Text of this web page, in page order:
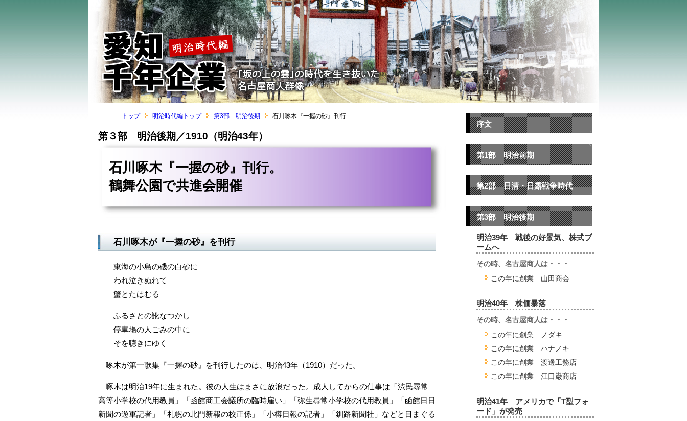
トップ 明治時代編トップ 第3部 明治後期 石川啄木『一握の砂』刊行
第３部 明治後期／1910（明治43年）
石川啄木『一握の砂』刊行。
鶴舞公園で共進会開催
石川啄木が『一握の砂』を刊行
東海の小島の磯の白砂に
われ泣きぬれて
蟹とたはむる
ふるさとの訛なつかし
停車場の人ごみの中に
そを聴きにゆく
啄木が第一歌集『一握の砂』を刊行したのは、明治43年（1910）だった。
啄木は明治19年に生まれた。彼の人生はまさに放浪だった。成人してからの仕事は「渋民尋常
高等小学校の代用教員」「函館商工会議所の臨時雇い」「弥生尋常小学校の代用教員」「函館日日
新聞の遊軍記者」「札幌の北門新報の校正係」「小樽日報の記者」「釧路新聞社」などと目まぐる
序文
第1部 明治前期
第2部 日清・日露戦争時代
第3部 明治後期
明治39年 戦後の好景気、株式ブ
ームへ
その時、名古屋商人は・・・
この年に創業 山田商会
明治40年 株価暴落
その時、名古屋商人は・・・
この年に創業 ノダキ
この年に創業 ハナノキ
この年に創業 渡邊工務店
この年に創業 江口巌商店
明治41年 アメリカで「T型フォ
ード」が発売